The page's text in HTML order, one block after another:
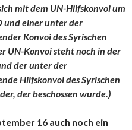
mit dem UN-Hilfskonvoi um
und einer unter der
Konvoi des Syrischen
UN-Konvoi steht noch in der
der unter der
Hilfskonvoi des Syrischen
der beschossen wurde.)
16 auch noch ein